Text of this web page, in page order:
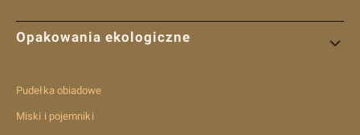
Linki w stopce
Opakowania ekologiczne
Pudełka obiadowe
Miski i pojemniki